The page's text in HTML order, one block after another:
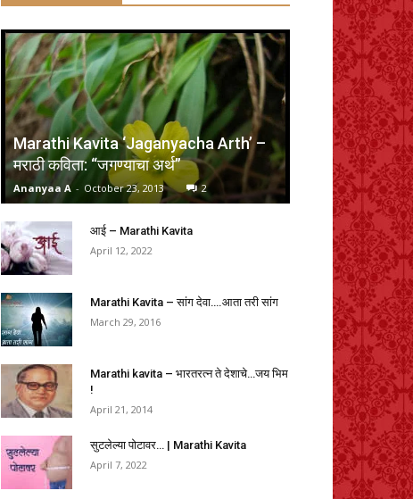
Marathi Kavita ‘Jaganyacha Arth’ –
मराठी कविता: “जगण्याचा अर्थ”
Ananyaa A - October 23, 2013 2
आई – Marathi Kavita
April 12, 2022
Marathi Kavita – सांग देवा….आता तरी सांग
March 29, 2016
Marathi kavita – भारतरत्न ते देशाचे…जय भिम
!
April 21, 2014
सुटलेल्या पोटावर… | Marathi Kavita
April 7, 2022